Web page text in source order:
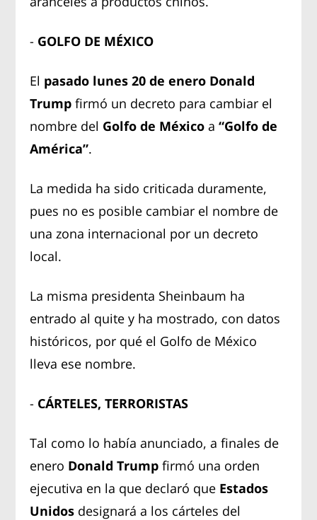
- GOLFO DE MÉXICO
El pasado lunes 20 de enero Donald
Trump firmó un decreto para cambiar el
nombre del Golfo de México a“Golfo de
América”.
La medida ha sido criticada duramente,
pues no es posible cambiar el nombre de
una zona internacional por un decreto
local.
La misma presidenta Sheinbaum ha
entrado al quite y ha mostrado, con datos
históricos, por qué el Golfo de México
lleva ese nombre.
- CÁRTELES, TERRORISTAS
Tal como lo había anunciado, a finales de
enero Donald Trump firmó una orden
ejecutiva en la que declaró que Estados
Unidos designará a los cárteles del